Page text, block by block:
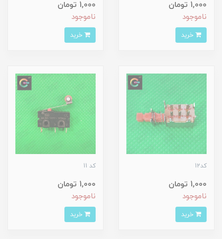
1,000 تومان
ناموجود
1,000 تومان
ناموجود
کد12
1,000 تومان
ناموجود
کد 11
1,000 تومان
ناموجود